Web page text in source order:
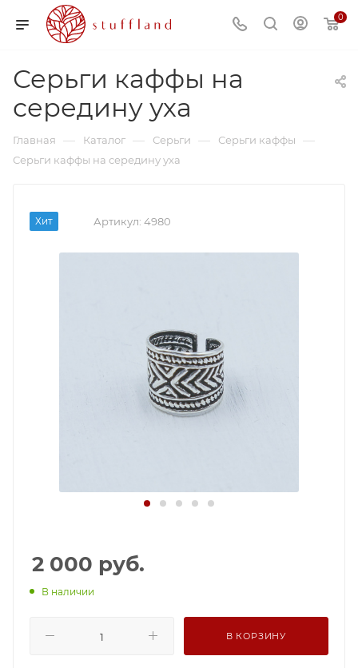
0
Серьги каффы на
середину уха
Главная — Каталог — Серьги — Серьги каффы —
Серьги каффы на середину уха
Хит Артикул: 4980
2 000 руб.
В наличии
В КОРЗИНУ